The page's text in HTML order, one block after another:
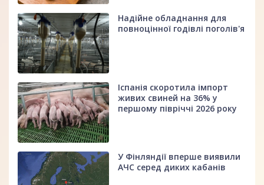
Надійне обладнання для
повноцінної годівлі поголів'я
Іспанія скоротила імпорт
живих свиней на 36% у
першому півріччі 2026 року
У Фінляндії вперше виявили
АЧС серед диких кабанів